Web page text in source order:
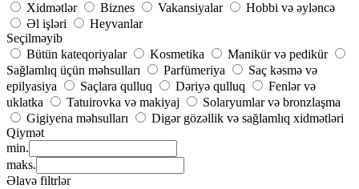
Xidmətlər
Biznes Vakansiyalar
Hobbi və əyləncə
Əl işləri
Heyvanlar
Seçilməyib
Bütün kateqoriyalar
Kosmetika
Manikür və pedikür
Sağlamlıq üçün məhsulları
Parfümeriya
Saç kəsmə və
epilyasiya
Saçlara qulluq Dəriyə qulluq
Fenlər və
uklatka
Tatuirovka və makiyaj
Solaryumlar və bronzlaşma
Gigiyena məhsulları
Digər gözəllik və sağlamlıq xidmətləri
Qiymət
min.
maks.
Əlavə filtrlər